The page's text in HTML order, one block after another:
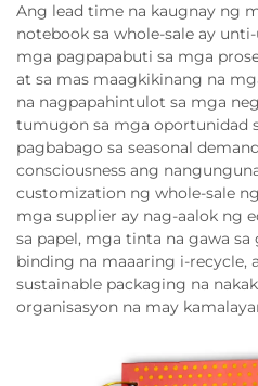
Ang lead time na kaugnay ng
notebook sa whole-sale ay
mga pagpapabuti sa mga
at sa mas maagkikinang na
na nagpapahintulot sa mga
tumugon sa mga oportunidad
pagbabago sa seasonal
consciousness ang
customization ng whole-sale
mga supplier ay nag-aalok ng
sa papel, mga tinta na gawa
binding na maaaring i-recycle,
sustainable packaging na
organisasyon na may